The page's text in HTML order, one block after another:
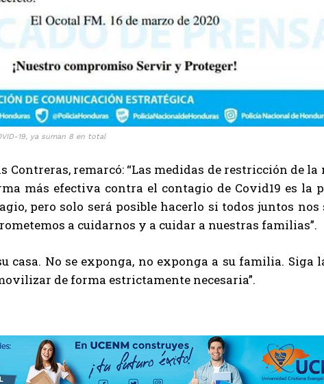
19, ya suman 8 en total
Contreras, remarcó: “Las medidas de restricción de
más efectiva contra el contagio de Covid19 es la
pero solo será posible hacerlo si todos juntos nos
a cuidarnos y a cuidar a nuestras familias”.
casa. No se exponga, no exponga a su familia. Siga
de forma estrictamente necesaria”.